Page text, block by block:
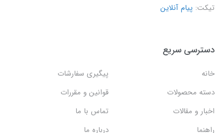
تیکت: پیام آنلاین
دسترسی سریع
خانه
پیگیری سفارشات
دسته محصولات
قوانین و مقررات
اخبار و مقالات
تماس با ما
راهنما
درباره ما